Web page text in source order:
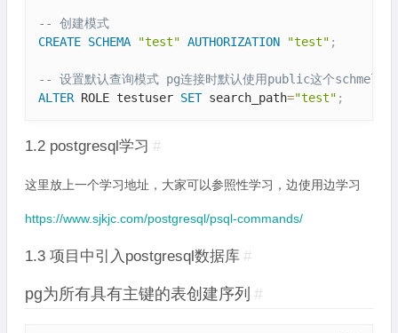
-- 创建模式
CREATE SCHEMA "test" AUTHORIZATION "test" ;
-- 设置默认查询模式 pg连接时默认使用public这个schmel，
ALTER ROLE testuser SET search_path="test" ;
1.2 postgresql学习 #
这里放上一个学习地址，大家可以参照性学习，边使用边学习
https://www.sjkjc.com/postgresql/psql-commands/
1.3 项目中引入postgresql数据库 #
pg为所有具有主键的表创建序列 #